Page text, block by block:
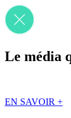
Le média
EN SAVOIR +